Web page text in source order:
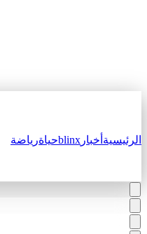
الرئيسية أخبار blinxحياةرياضة